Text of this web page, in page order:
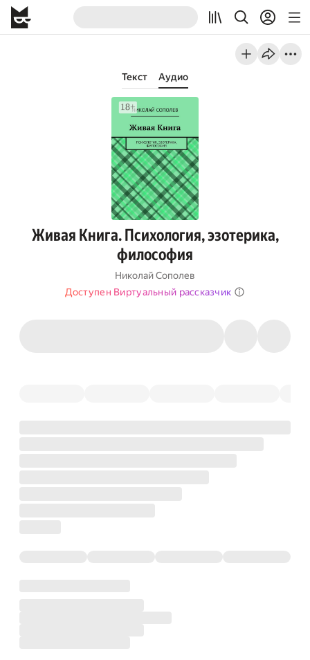
Текст Аудио
Живая Книга. Психология, эзотерика,
философия
Николай Сополев
Доступен Виртуальный рассказчик